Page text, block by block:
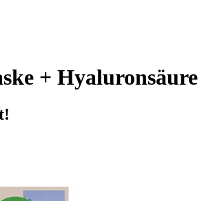
+ Hyaluronsäure